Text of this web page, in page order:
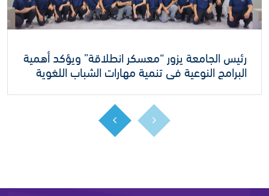
رئيس الجامعة يزور “معسكر انطلاقة” ويؤكد أهمية
البرامج النوعية في تنمية مهارات الشباب اللغوية